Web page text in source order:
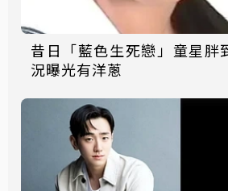
昔日「藍色生死戀」童星胖
況曝光有洋蔥